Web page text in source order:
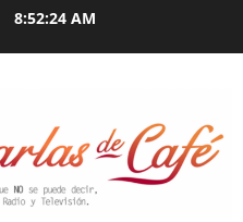
8:52:24 AM